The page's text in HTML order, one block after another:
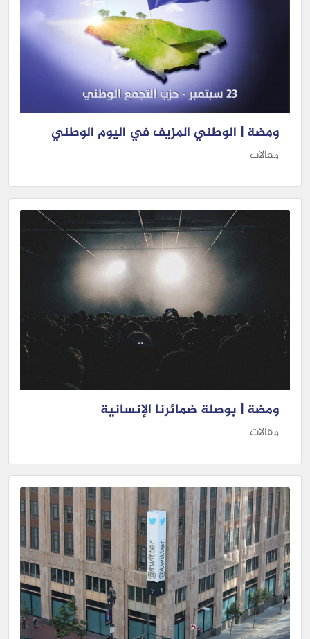
ومضة | الوطني المزيف في اليوم الوطني
مقالات
ومضة | بوصلة ضمائرنا الإنسانية
مقالات